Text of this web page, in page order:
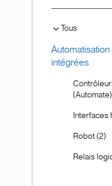
Tous
intégrées
(Automate)
Interfaces
Robot (2)
Relais